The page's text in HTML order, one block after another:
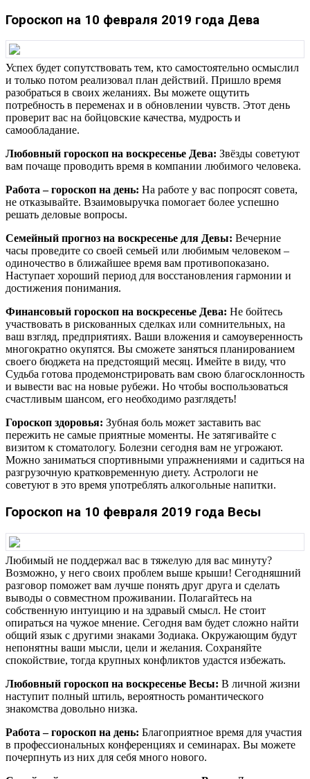
Гороскоп на 10 февраля 2019 года Дева
Успех будет сопутствовать тем, кто самостоятельно осмыслил
и только потом реализовал план действий. Пришло время
разобраться в своих желаниях. Вы можете ощутить
потребность в переменах и в обновлении чувств. Этот день
проверит вас на бойцовские качества, мудрость и
самообладание.
Любовный гороскоп на воскресенье Дева: Звёзды советуют
вам почаще проводить время в компании любимого человека.
Работа – гороскоп на день: На работе у вас попросят совета,
не отказывайте. Взаимовыручка помогает более успешно
решать деловые вопросы.
Семейный прогноз на воскресенье для Девы: Вечерние
часы проведите со своей семьей или любимым человеком –
одиночество в ближайшее время вам противопоказано.
Наступает хороший период для восстановления гармонии и
достижения понимания.
Финансовый гороскоп на воскресенье Дева: Не бойтесь
участвовать в рискованных сделках или сомнительных, на
ваш взгляд, предприятиях. Ваши вложения и самоуверенность
многократно окупятся. Вы сможете заняться планированием
своего бюджета на предстоящий месяц. Имейте в виду, что
Судьба готова продемонстрировать вам свою благосклонность
и вывести вас на новые рубежи. Но чтобы воспользоваться
счастливым шансом, его необходимо разглядеть!
Гороскоп здоровья: Зубная боль может заставить вас
пережить не самые приятные моменты. Не затягивайте с
визитом к стоматологу. Болезни сегодня вам не угрожают.
Можно заниматься спортивными упражнениями и садиться на
разгрузочную кратковременную диету. Астрологи не
советуют в это время употреблять алкогольные напитки.
Гороскоп на 10 февраля 2019 года Весы
Любимый не поддержал вас в тяжелую для вас минуту?
Возможно, у него своих проблем выше крыши! Сегодняшний
разговор поможет вам лучше понять друг друга и сделать
выводы о совместном проживании. Полагайтесь на
собственную интуицию и на здравый смысл. Не стоит
опираться на чужое мнение. Сегодня вам будет сложно найти
общий язык с другими знаками Зодиака. Окружающим будут
непонятны ваши мысли, цели и желания. Сохраняйте
спокойствие, тогда крупных конфликтов удастся избежать.
Любовный гороскоп на воскресенье Весы: В личной жизни
наступит полный штиль, вероятность романтического
знакомства довольно низка.
Работа – гороскоп на день: Благоприятное время для участия
в профессиональных конференциях и семинарах. Вы можете
почерпнуть из них для себя много нового.